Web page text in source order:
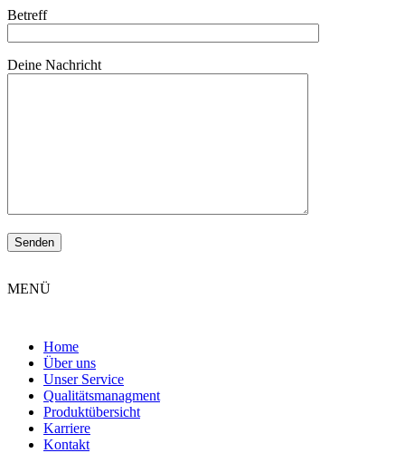
Betreff
Deine Nachricht
MENÜ
Home
Über uns
Unser Service
Qualitätsmanagment
Produktübersicht
Karriere
Kontakt